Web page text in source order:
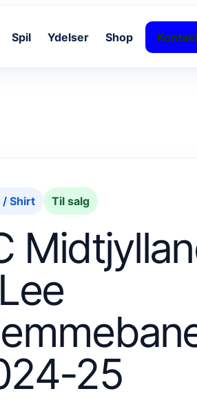
Spil Ydelser Shop
/ Shirt Til salg
25